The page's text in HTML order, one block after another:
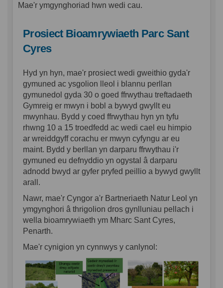
Mae'r ymgynghoriad hwn wedi cau.
Prosiect Bioamrywiaeth Parc Sant
Cyres
Hyd yn hyn, mae'r prosiect wedi gweithio gyda'r
gymuned ac ysgolion lleol i blannu perllan
gymunedol gyda 30 o goed ffrwythau treftadaeth
Gymreig er mwyn i bobl a bywyd gwyllt eu
mwynhau. Bydd y coed ffrwythau hyn yn tyfu
rhwng 10 a 15 troedfedd ac wedi cael eu himpio
ar wreiddgyff corachu er mwyn cyfyngu ar eu
maint. Bydd y berllan yn darparu ffrwythau i'r
gymuned eu defnyddio yn ogystal â darparu
adnodd bwyd ar gyfer pryfed peillio a bywyd gwyllt
arall.
Nawr, mae'r Cyngor a'r Bartneriaeth Natur Leol yn
ymgynghori â thrigolion dros gynlluniau pellach i
wella bioamrywiaeth ym Mharc Sant Cyres,
Penarth.
Mae'r cynigion yn cynnwys y canlynol: